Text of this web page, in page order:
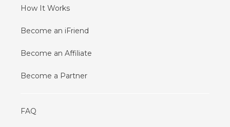
How It Works
Become an iFriend
Become an Affiliate
Become a Partner
FAQ